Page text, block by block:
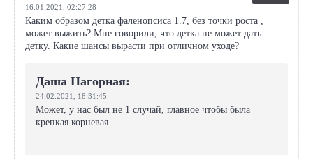
16.01.2021, 02:27:28
Каким образом детка фаленопсиса 1.7, без точки роста ,
может выжить? Мне говорили, что детка не может дать
детку. Какие шансы вырасти при отличном уходе?
Даша Нагорная:
24.02.2021, 18:31:45
Может, у нас был не 1 случай, главное чтобы была
крепкая корневая